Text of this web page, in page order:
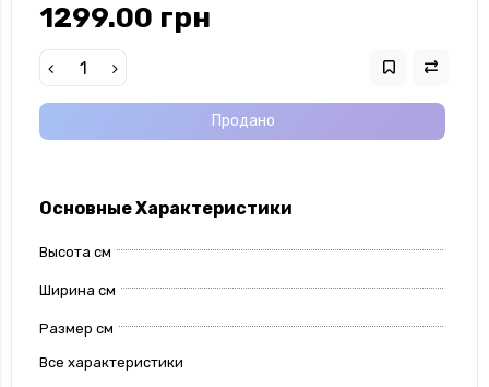
1299.00 грн
Продано
Основные Характеристики
Высота см
Ширина см
Размер см
Все характеристики